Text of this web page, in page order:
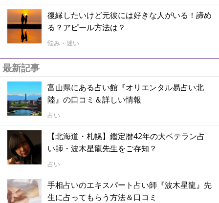
復縁したいけど元彼には好きな人がいる！諦め
る？アピール方法は？
悩み・迷い
最新記事
富山県にある占い館『オリエンタル易占い北
陸』の口コミ＆詳しい情報
占い
【北海道・札幌】鑑定暦42年の大ベテラン占
い師・波木星龍先生をご存知？
占い
手相占いのエキスパート占い師『波木星龍』先
生に占ってもらう方法＆口コミ